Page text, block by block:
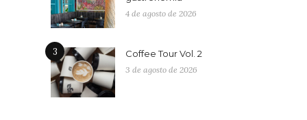
4 de agosto de 2026
3 Coffee Tour Vol. 2
3 de agosto de 2026